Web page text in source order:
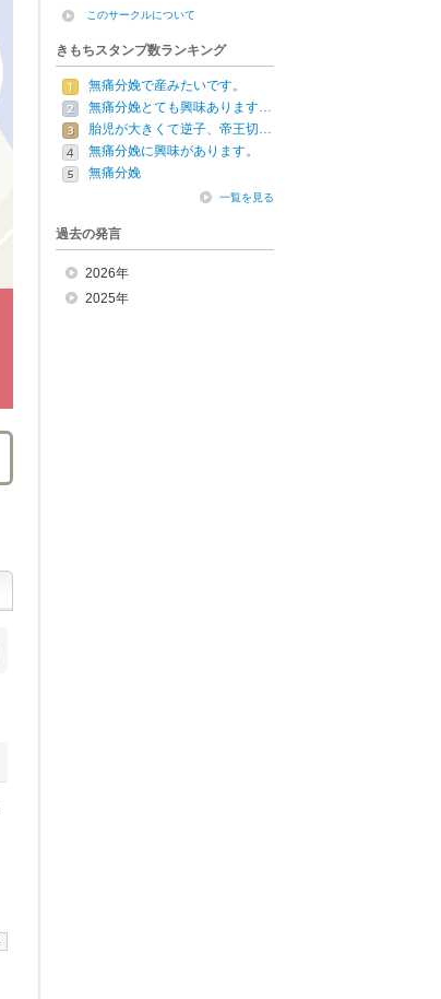
このサークルについて
きもちスタンプ数ランキング
無痛分娩で産みたいです。
無痛分娩とても興味あります…
胎児が大きくて逆子、帝王切…
無痛分娩に興味があります。
無痛分娩
一覧を見る
過去の発言
2026年
2025年